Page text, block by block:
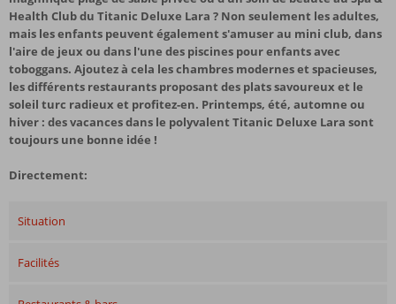
Health Club du Titanic Deluxe Lara ? Non seulement les adultes,
mais les enfants peuvent également s'amuser au mini club, dans
l'aire de jeux ou dans l'une des piscines pour enfants avec
toboggans. Ajoutez à cela les chambres modernes et spacieuses,
les différents restaurants proposant des plats savoureux et le
soleil turc radieux et profitez-en. Printemps, été, automne ou
hiver : des vacances dans le polyvalent Titanic Deluxe Lara sont
toujours une bonne idée !
Directement:
Situation
Facilités